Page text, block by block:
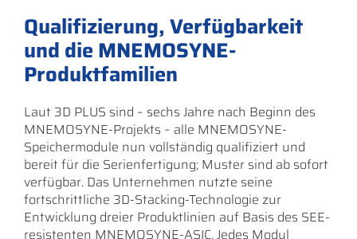
Qualifizierung, Verfügbarkeit
und die MNEMOSYNE-
Produktfamilien
Laut 3D PLUS sind – sechs Jahre nach Beginn des
MNEMOSYNE-Projekts – alle MNEMOSYNE-
Speichermodule nun vollständig qualifiziert und
bereit für die Serienfertigung; Muster sind ab sofort
verfügbar. Das Unternehmen nutzte seine
fortschrittliche 3D-Stacking-Technologie zur
Entwicklung dreier Produktlinien auf Basis des SEE-
resistenten MNEMOSYNE-ASIC. Jedes Modul